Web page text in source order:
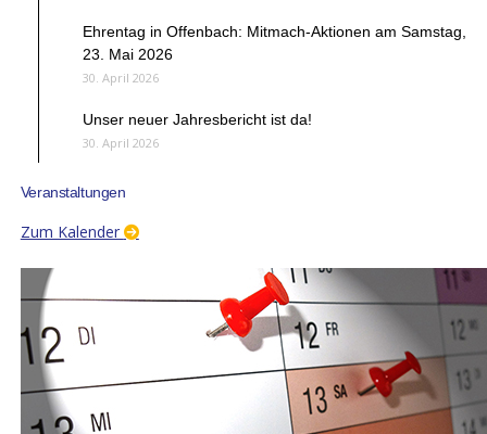
Ehrentag in Offenbach: Mitmach-Aktionen am Samstag,
23. Mai 2026
30. April 2026
Unser neuer Jahresbericht ist da!
30. April 2026
Veranstaltungen
Zum Kalender